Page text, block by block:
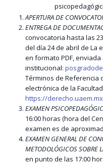
APERTURA DE
ENTREGA DE
convocatoria hasta las
del día 24 de abril de La
en formato PDF,
institucional:
Términos de Referencia
electrónica de la Facultad
https://
EXAMEN
16:00 horas (hora del
examen es de
EXAMEN GENERAL DE
METODOLÓGICOS SOBRE
en punto de las 17:00